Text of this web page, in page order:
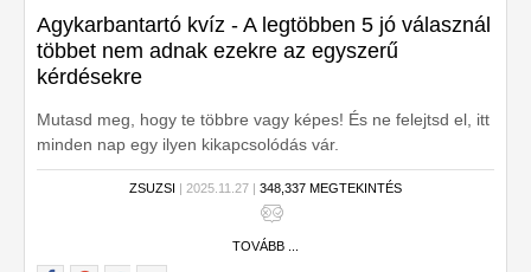
Agykarbantartó kvíz - A legtöbben 5 jó válasznál
többet nem adnak ezekre az egyszerű
kérdésekre
Mutasd meg, hogy te többre vagy képes! És ne felejtsd el, itt
minden nap egy ilyen kikapcsolódás vár.
ZSUZSI | 2025.11.27 | 348,337 MEGTEKINTÉS
TOVÁBB ...